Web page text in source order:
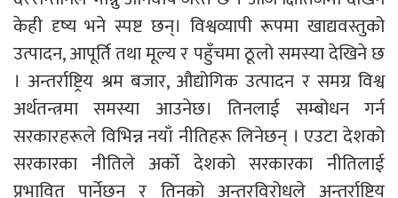
केही दृष्य भने स्पष्ट छन्। विश्वव्यापी रूपमा खाद्यवस्तुको
उत्पादन, आपूर्ति तथा मूल्य र पहुँचमा ठूलो समस्या देखिने छ
। अन्तर्राष्ट्रिय श्रम बजार, औद्योगिक उत्पादन र समग्र विश्व
अर्थतन्त्रमा समस्या आउनेछ। तिनलाई सम्बोधन गर्न
सरकारहरूले विभिन्न नयाँ नीतिहरू लिनेछन् । एउटा देशको
सरकारका नीतिले अर्को देशको सरकारका नीतिलाई
प्रभावित पार्नेछन् र तिनको अन्तरविरोधले अन्तर्राष्ट्रिय